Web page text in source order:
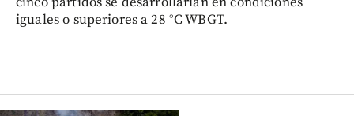
iguales o superiores a 28 °C WBGT.